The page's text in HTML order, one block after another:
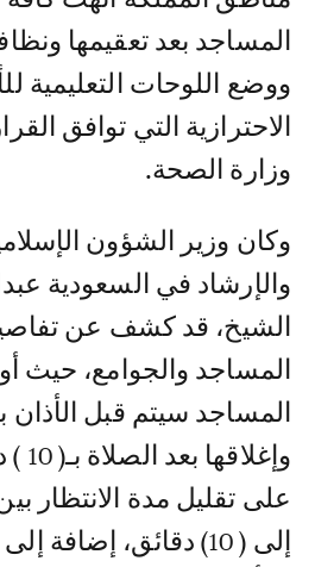
المساجد بعد تعقيمها
ووضع اللوحات التعليمية
الاحترازية التي توافق
وزارة الصحة.
وكان وزير الشؤون
والإرشاد في السعودية
الشيخ، قد كشف عن
المساجد والجوامع، حيث
على تقليل مدة الانتظار
إلى ( 10) دقائق، إضافة